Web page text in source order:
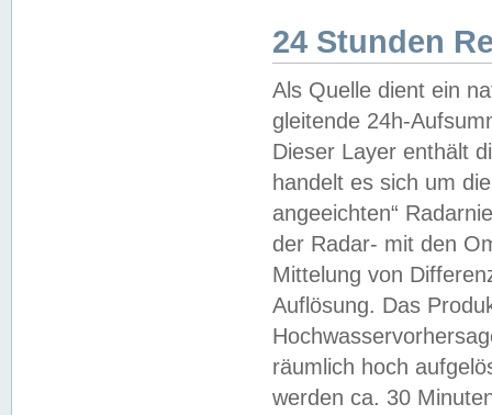
24 Stunden
Als Quelle dient ein
gleitende 24h-
Dieser Layer enthält
handelt es sich um
angeeichten“
der Radar- mit den
Mittelung von
Auflösung. Das
räumlich hoch
werden ca. 30